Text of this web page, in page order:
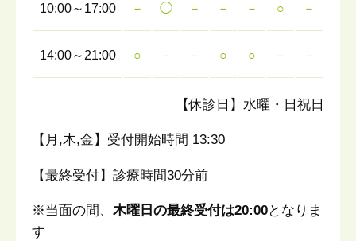
10:00～17:00 － ◯ － － － ○ －
14:00～21:00 ○ － － ○ ○ － －
【休診日】水曜・日祝日
【月,木,金】受付開始時間 13:30
【最終受付】診療時間30分前
※当面の間、 木曜日の最終受付は20:00となりま
す